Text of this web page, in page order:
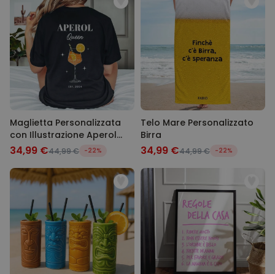
Maglietta Personalizzata
con Illustrazione Aperol
Spritz e Testo
34,99 €44,99 € -22%
Telo Mare Personalizzato
Birra
34,99 €44,99 € -22%